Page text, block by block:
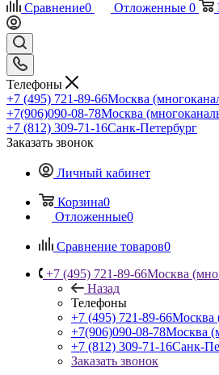
Сравнение0 Отложенные 0
Телефоны
+7 (495) 721-89-66Москва
+7(906)090-08-78Москва
+7 (812) 309-71-16Санк-Петербург
Заказать звонок
Личный кабинет
Корзина0
Отложенные0
Сравнение товаров0
+7 (495) 721-89-66Москва
Назад
Телефоны
+7 (495) 721-89-66Москва
+7(906)090-08-78Москва
+7 (812) 309-71-16Санк-
Заказать звонок